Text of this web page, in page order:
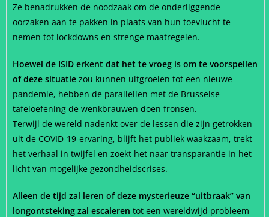
Ze benadrukken de noodzaak om de onderliggende
oorzaken aan te pakken in plaats van hun toevlucht te
nemen tot lockdowns en strenge maatregelen.
Hoewel de ISID erkent dat het te vroeg is om te voorspellen
of deze situatie zou kunnen uitgroeien tot een nieuwe
pandemie, hebben de parallellen met de Brusselse
tafeloefening de wenkbrauwen doen fronsen.
Terwijl de wereld nadenkt over de lessen die zijn getrokken
uit de COVID-19-ervaring, blijft het publiek waakzaam, trekt
het verhaal in twijfel en zoekt het naar transparantie in het
licht van mogelijke gezondheidscrises.
Alleen de tijd zal leren of deze mysterieuze “uitbraak” van
longontsteking zal escaleren tot een wereldwijd probleem